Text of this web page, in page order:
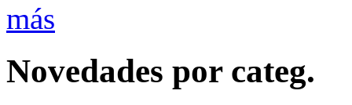
más
Novedades por categ.